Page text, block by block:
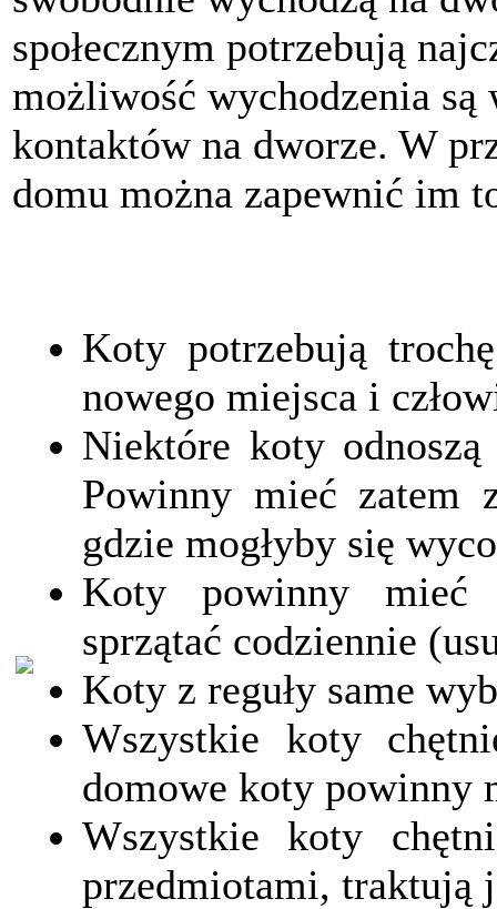
społecznym potrzebują
możliwość wychodzenia są
kontaktów na dworze. W
domu można zapewnić im
Koty potrzebują
nowego miejsca i
Niektóre koty
Powinny mieć zatem
gdzie mogłyby się
Koty powinny mieć
sprzątać codziennie
Koty z reguły same
Wszystkie koty
domowe koty powinny
Wszystkie koty
przedmiotami, traktują